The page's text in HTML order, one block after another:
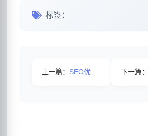
标签：
上一篇： SEO优化怎么才能稳固排名 下一篇：